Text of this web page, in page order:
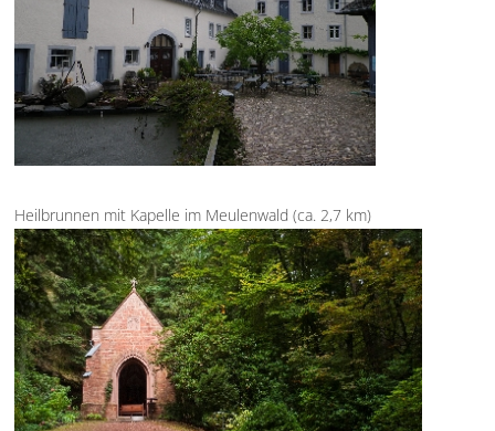
Heilbrunnen mit Kapelle im Meulenwald (ca. 2,7 km)